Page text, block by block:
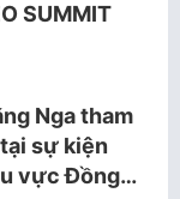
SUMMIT
Nga tham
sự kiện
vực Đồng…